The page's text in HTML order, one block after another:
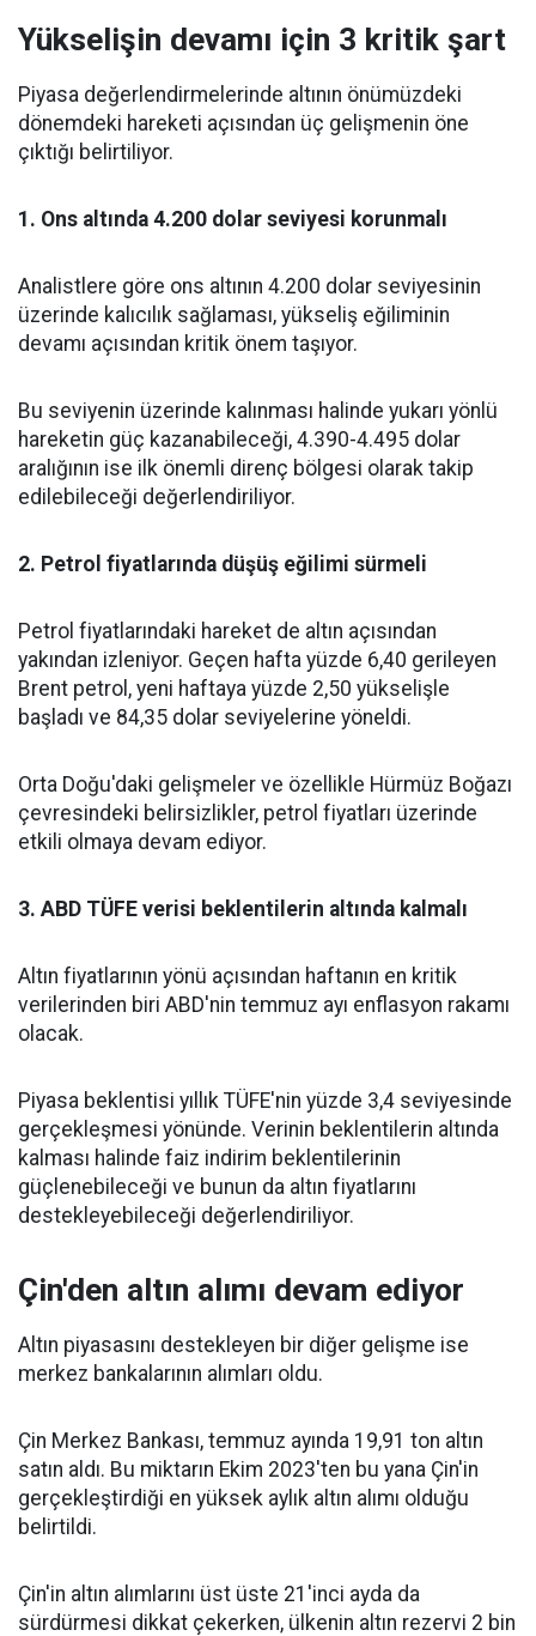
Yükselişin devamı için 3 kritik şart
Piyasa değerlendirmelerinde altının önümüzdeki
dönemdeki hareketi açısından üç gelişmenin öne
çıktığı belirtiliyor.
1. Ons altında 4.200 dolar seviyesi korunmalı
Analistlere göre ons altının 4.200 dolar seviyesinin
üzerinde kalıcılık sağlaması, yükseliş eğiliminin
devamı açısından kritik önem taşıyor.
Bu seviyenin üzerinde kalınması halinde yukarı yönlü
hareketin güç kazanabileceği, 4.390-4.495 dolar
aralığının ise ilk önemli direnç bölgesi olarak takip
edilebileceği değerlendiriliyor.
2. Petrol fiyatlarında düşüş eğilimi sürmeli
Petrol fiyatlarındaki hareket de altın açısından
yakından izleniyor. Geçen hafta yüzde 6,40 gerileyen
Brent petrol, yeni haftaya yüzde 2,50 yükselişle
başladı ve 84,35 dolar seviyelerine yöneldi.
Orta Doğu'daki gelişmeler ve özellikle Hürmüz Boğazı
çevresindeki belirsizlikler, petrol fiyatları üzerinde
etkili olmaya devam ediyor.
3. ABD TÜFE verisi beklentilerin altında kalmalı
Altın fiyatlarının yönü açısından haftanın en kritik
verilerinden biri ABD'nin temmuz ayı enflasyon rakamı
olacak.
Piyasa beklentisi yıllık TÜFE'nin yüzde 3,4 seviyesinde
gerçekleşmesi yönünde. Verinin beklentilerin altında
kalması halinde faiz indirim beklentilerinin
güçlenebileceği ve bunun da altın fiyatlarını
destekleyebileceği değerlendiriliyor.
Çin'den altın alımı devam ediyor
Altın piyasasını destekleyen bir diğer gelişme ise
merkez bankalarının alımları oldu.
Çin Merkez Bankası, temmuz ayında 19,91 ton altın
satın aldı. Bu miktarın Ekim 2023'ten bu yana Çin'in
gerçekleştirdiği en yüksek aylık altın alımı olduğu
belirtildi.
Çin'in altın alımlarını üst üste 21'inci ayda da
sürdürmesi dikkat çekerken, ülkenin altın rezervi 2 bin